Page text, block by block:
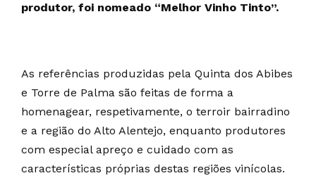
produtor, foi nomeado “Melhor Vinho Tinto”.
As referências produzidas pela Quinta dos Abibes
e Torre de Palma são feitas de forma a
homenagear, respetivamente, o terroir bairradino
e a região do Alto Alentejo, enquanto produtores
com especial apreço e cuidado com as
características próprias destas regiões vinícolas.